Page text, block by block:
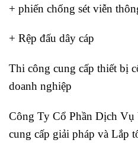
+ phiến chống sét viễn
+ Rệp đấu dây cáp
Thi công cung cấp thiết bị
doanh nghiệp
Công Ty Cổ Phần Dịch
cung cấp giải pháp và Lắp